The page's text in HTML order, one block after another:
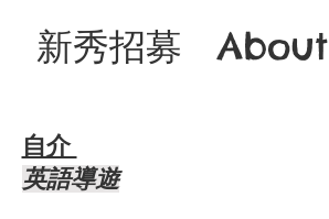
新秀招募 About
自介 ​
​英語導遊